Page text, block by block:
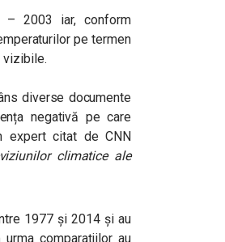
– 2003 iar, conform
pe termen
vizibile.
diverse documente
negativă pe care
expert citat de CNN
climatice ale
1977 și 2014 și au
comparațiilor au